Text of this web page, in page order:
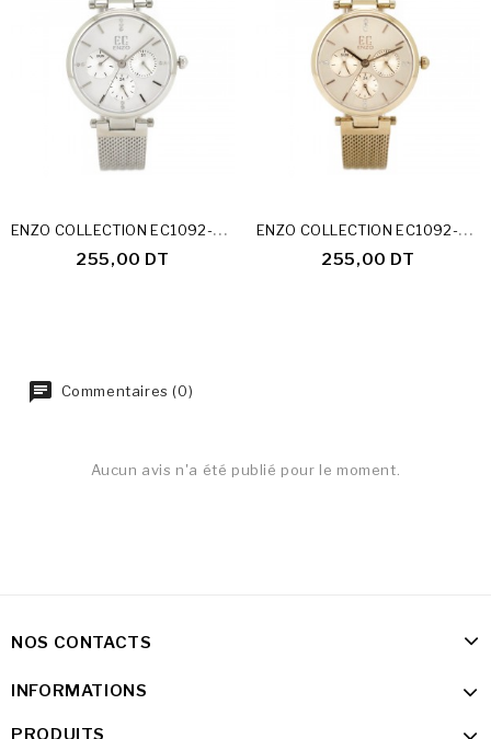
E
NZO COLLECTION EC1092-22-A
255,00 DT
E
NZO COLLECTION EC1092-22-E
255,00 DT
Commentaires (0)
Aucun avis n'a été publié pour le moment.
NOS CONTACTS
INFORMATIONS
PRODUITS